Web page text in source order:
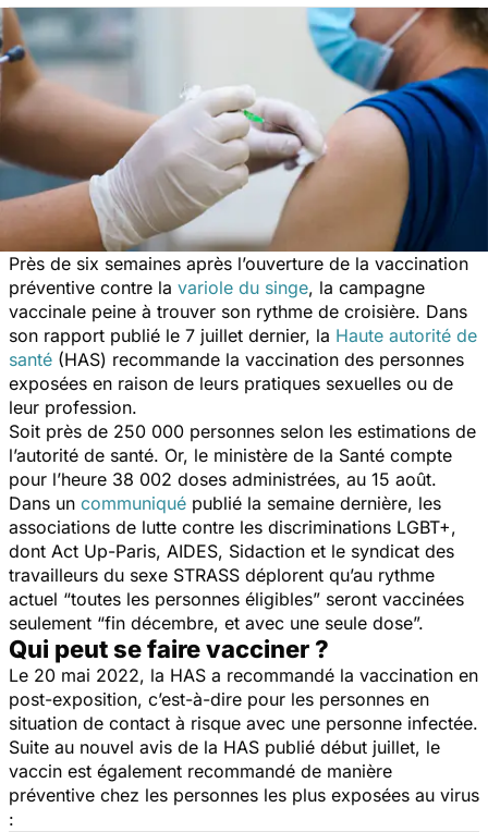
Près de six semaines après l’ouverture de la vaccination
préventive contre la variole du singe, la campagne
vaccinale peine à trouver son rythme de croisière. Dans
son rapport publié le 7 juillet dernier, la Haute autorité de
santé (HAS) recommande la vaccination des personnes
exposées en raison de leurs pratiques sexuelles ou de
leur profession.
Soit près de 250 000 personnes selon les estimations de
l’autorité de santé. Or, le ministère de la Santé compte
pour l’heure 38 002 doses administrées, au 15 août.
Dans un communiqué publié la semaine dernière, les
associations de lutte contre les discriminations LGBT+,
dont Act Up-Paris, AIDES, Sidaction et le syndicat des
travailleurs du sexe STRASS déplorent qu’au rythme
actuel “toutes les personnes éligibles” seront vaccinées
seulement “fin décembre, et avec une seule dose”.
Qui peut se faire vacciner ?
Le 20 mai 2022, la HAS a recommandé la vaccination en
post-exposition, c’est-à-dire pour les personnes en
situation de contact à risque avec une personne infectée.
Suite au nouvel avis de la HAS publié début juillet, le
vaccin est également recommandé de manière
préventive chez les personnes les plus exposées au virus
: